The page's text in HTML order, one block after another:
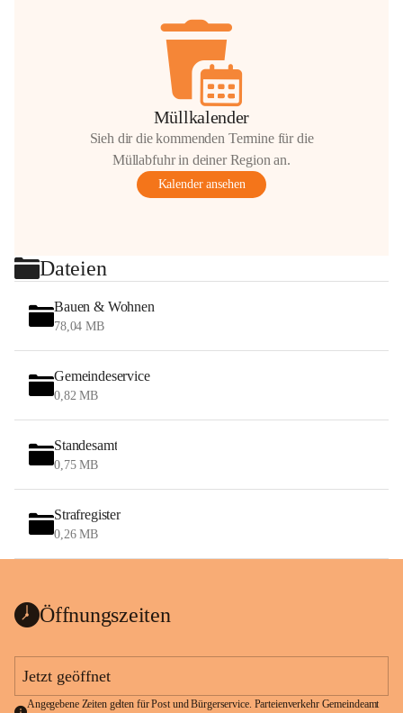
Müllkalender
Sieh dir die kommenden Termine für die
Müllabfuhr in deiner Region an.
Kalender ansehen
Dateien
Bauen & Wohnen
78,04 MB
Gemeindeservice
0,82 MB
Standesamt
0,75 MB
Strafregister
0,26 MB
Öffnungszeiten
Jetzt geöffnet
Angegebene Zeiten gelten für Post und Bürgerservice. Parteienverkehr Gemeindeamt